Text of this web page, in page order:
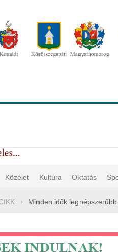
Közélet Kultúra Oktatás
Minden idők